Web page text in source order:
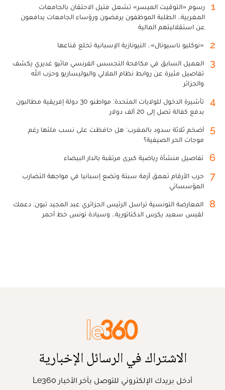
1
رسوم «التوقيت الميسر» تشعل فتيل الاحتقان بالجامعات
المغربية.. الطلبة الموظفون يرفضون ورؤساء الجامعات يدافعون
عن استقلاليتهم المالية
2 «نوكليو ناسيونال».. النيونازية الإسبانية تخلع قناعها
3
العميل السابق في مكافحة التجسس الفرنسي ماثيو غديري يكشف
تفاصيل مثيرة عن روابط نظام الملالي والبوليساريو وحزب الله
والجزائر
4
تأشيرة الدخول للولايات المتحدة: مواطنو 30 دولة إفريقية مطالبون
بدفع كفالة تصل إلى 20 ألف دولار
5
أضخم ثلاثة سدود بالمغرب: هل حافظت على نسب ملئها رغم
موجات الحر الصيفية؟
6 تفاصيل منشأة رياضية كبرى مرتقبة بالدار البيضاء
7
حرب الأرقام تعمق أزمة سبتة وتضع إسبانيا في مواجهة التضارب
المؤسساتي
8
المعارضة التونسية تراسل الرئيس الجزائري عبد المجيد تبون: دعمك
لقيس سعيد يكرس الدكتاتورية.. وسيادة تونس خط أحمر
الاشتراك في الرسائل الإخبارية
أدخل بريدك الإلكتروني للتوصل بآخر الأخبار Le360